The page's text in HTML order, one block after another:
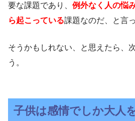
要な課題であり、 例外なく人の悩
ら起こっている課題なのだ、と言
そうかもしれない、と思えたら、
う。
子供は感情でしか大人